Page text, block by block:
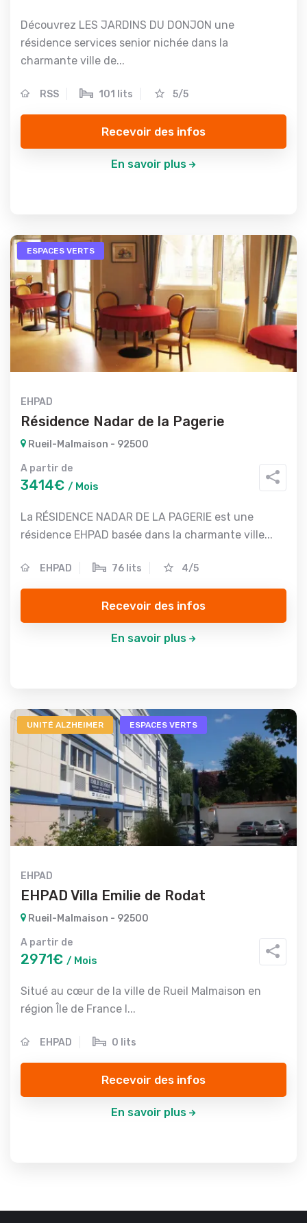
Découvrez LES JARDINS DU DONJON une
résidence services senior nichée dans la
charmante ville de...
RSS 101 lits 5/5
Recevoir des infos
En savoir plus
ESPACES VERTS
EHPAD
Résidence Nadar de la Pagerie
Rueil-Malmaison - 92500
A partir de
3414€ / Mois
La RÉSIDENCE NADAR DE LA PAGERIE est une
résidence EHPAD basée dans la charmante ville...
EHPAD 76 lits 4/5
Recevoir des infos
En savoir plus
UNITÉ ALZHEIMER ESPACES VERTS
EHPAD
EHPAD Villa Emilie de Rodat
Rueil-Malmaison - 92500
A partir de
2971€ / Mois
Situé au cœur de la ville de Rueil Malmaison en
région Île de France l...
EHPAD 0 lits
Recevoir des infos
En savoir plus